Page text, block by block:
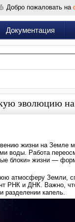
Добро пожаловать на
Документация
эволюцию
жизни на Земле
воды. Работа
блоки» жизни —
атмосферу Земли,
РНК и ДНК. Важно,
разделении капель.